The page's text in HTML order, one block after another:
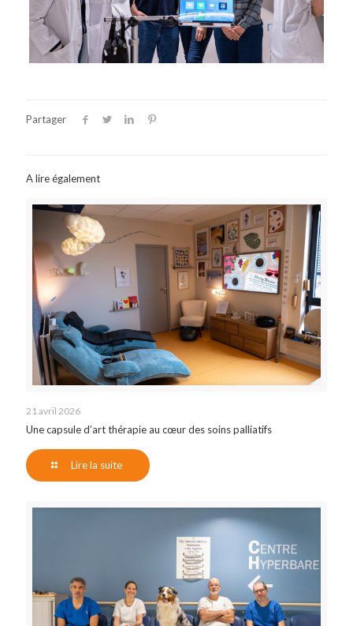
Partager
A lire également
21 avril 2026
Une capsule d’art thérapie au cœur des soins palliatifs
Lire la suite